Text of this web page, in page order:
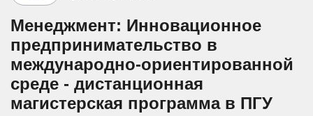
Менеджмент: Инновационное
предпринимательство в
международно-ориентированной
среде - дистанционная
магистерская программа в ПГУ